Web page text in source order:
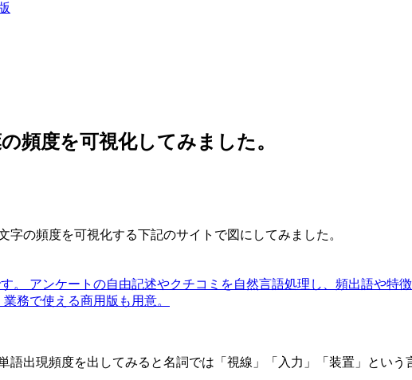
頻度を可視化してみました。
字の頻度を可視化する下記のサイトで図にしてみました。
。 アンケートの自由記述やクチコミを自然言語処理し、頻出語や特
務で使える商用版も用意。
語出現頻度を出してみると名詞では「視線」「入力」「装置」という